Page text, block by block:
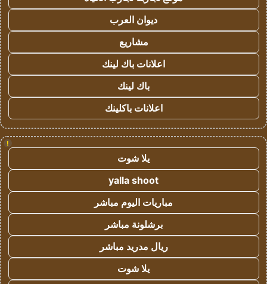
ديوان العرب
مشاريع
اعلانات باك لينك
باك لينك
اعلانات باكلينك
!
يلا شوت
yalla shoot
مباريات اليوم مباشر
برشلونة مباشر
ريال مدريد مباشر
يلا شوت